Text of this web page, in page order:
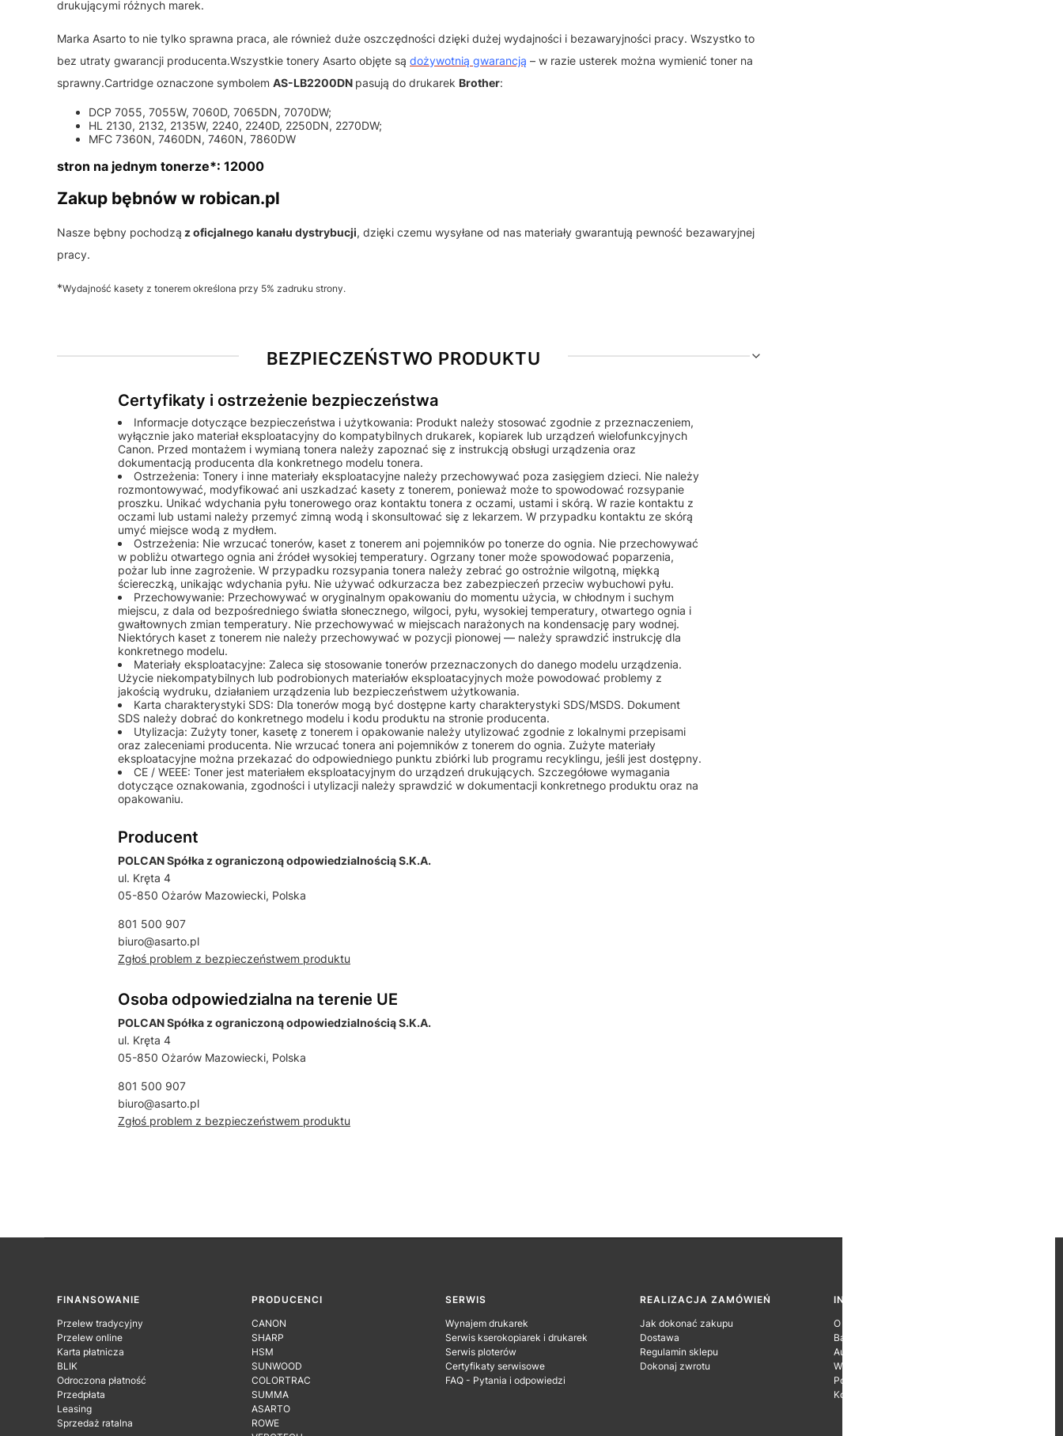
drukującymi różnych marek.
Marka Asarto to nie tylko sprawna praca, ale również duże oszczędności dzięki dużej wydajności i bezawaryjności pracy. Wszystko to
bez utraty gwarancji producenta.Wszystkie tonery Asarto objęte są dożywotnią gwarancją – w razie usterek można wymienić toner na
sprawny.Cartridge oznaczone symbolem AS-LB2200DN pasują do drukarek Brother:
DCP 7055, 7055W, 7060D, 7065DN, 7070DW;
HL 2130, 2132, 2135W, 2240, 2240D, 2250DN, 2270DW;
MFC 7360N, 7460DN, 7460N, 7860DW
stron na jednym tonerze*: 12000
Zakup bębnów w robican.pl
Nasze bębny pochodzą z oficjalnego kanału dystrybucji, dzięki czemu wysyłane od nas materiały gwarantują pewność bezawaryjnej
pracy.
*Wydajność kasety z tonerem określona przy 5% zadruku strony.
BEZPIECZEŃSTWO PRODUKTU
Certyfikaty i ostrzeżenie bezpieczeństwa
Informacje dotyczące bezpieczeństwa i użytkowania: Produkt należy stosować zgodnie z przeznaczeniem,
wyłącznie jako materiał eksploatacyjny do kompatybilnych drukarek, kopiarek lub urządzeń wielofunkcyjnych
Canon. Przed montażem i wymianą tonera należy zapoznać się z instrukcją obsługi urządzenia oraz
dokumentacją producenta dla konkretnego modelu tonera.
Ostrzeżenia: Tonery i inne materiały eksploatacyjne należy przechowywać poza zasięgiem dzieci. Nie należy
rozmontowywać, modyfikować ani uszkadzać kasety z tonerem, ponieważ może to spowodować rozsypanie
proszku. Unikać wdychania pyłu tonerowego oraz kontaktu tonera z oczami, ustami i skórą. W razie kontaktu z
oczami lub ustami należy przemyć zimną wodą i skonsultować się z lekarzem. W przypadku kontaktu ze skórą
umyć miejsce wodą z mydłem.
Ostrzeżenia: Nie wrzucać tonerów, kaset z tonerem ani pojemników po tonerze do ognia. Nie przechowywać
w pobliżu otwartego ognia ani źródeł wysokiej temperatury. Ogrzany toner może spowodować poparzenia,
pożar lub inne zagrożenie. W przypadku rozsypania tonera należy zebrać go ostrożnie wilgotną, miękką
ściereczką, unikając wdychania pyłu. Nie używać odkurzacza bez zabezpieczeń przeciw wybuchowi pyłu.
Przechowywanie: Przechowywać w oryginalnym opakowaniu do momentu użycia, w chłodnym i suchym
miejscu, z dala od bezpośredniego światła słonecznego, wilgoci, pyłu, wysokiej temperatury, otwartego ognia i
gwałtownych zmian temperatury. Nie przechowywać w miejscach narażonych na kondensację pary wodnej.
Niektórych kaset z tonerem nie należy przechowywać w pozycji pionowej — należy sprawdzić instrukcję dla
konkretnego modelu.
Materiały eksploatacyjne: Zaleca się stosowanie tonerów przeznaczonych do danego modelu urządzenia.
Użycie niekompatybilnych lub podrobionych materiałów eksploatacyjnych może powodować problemy z
jakością wydruku, działaniem urządzenia lub bezpieczeństwem użytkowania.
Karta charakterystyki SDS: Dla tonerów mogą być dostępne karty charakterystyki SDS/MSDS. Dokument
SDS należy dobrać do konkretnego modelu i kodu produktu na stronie producenta.
Utylizacja: Zużyty toner, kasetę z tonerem i opakowanie należy utylizować zgodnie z lokalnymi przepisami
oraz zaleceniami producenta. Nie wrzucać tonera ani pojemników z tonerem do ognia. Zużyte materiały
eksploatacyjne można przekazać do odpowiedniego punktu zbiórki lub programu recyklingu, jeśli jest dostępny.
CE / WEEE: Toner jest materiałem eksploatacyjnym do urządzeń drukujących. Szczegółowe wymagania
dotyczące oznakowania, zgodności i utylizacji należy sprawdzić w dokumentacji konkretnego produktu oraz na
opakowaniu.
Producent
POLCAN Spółka z ograniczoną odpowiedzialnością S.K.A.
ul. Kręta 4
05-850 Ożarów Mazowiecki, Polska
801 500 907
biuro@asarto.pl
Zgłoś problem z bezpieczeństwem produktu
Osoba odpowiedzialna na terenie UE
POLCAN Spółka z ograniczoną odpowiedzialnością S.K.A.
ul. Kręta 4
05-850 Ożarów Mazowiecki, Polska
801 500 907
biuro@asarto.pl
Zgłoś problem z bezpieczeństwem produktu
Linki w stopce
FINANSOWANIE
Przelew tradycyjny
Przelew online
Karta płatnicza
BLIK
Odroczona płatność
Przedpłata
Leasing
Sprzedaż ratalna
PRODUCENCI
CANON
SHARP
HSM
SUNWOOD
COLORTRAC
SUMMA
ASARTO
ROWE
SERWIS
Wynajem drukarek
Serwis kserokopiarek i drukarek
Serwis ploterów
Certyfikaty serwisowe
FAQ - Pytania i odpowiedzi
REALIZACJA ZAMÓWIEŃ
Jak dokonać zakupu
Dostawa
Regulamin sklepu
Dokonaj zwrotu
INFORMACJE O FIRMIE
O firmie
Baza wiedzy
Autoryzacje Producentów
Wyróżnienia
Polityka prywatności
Kontakt